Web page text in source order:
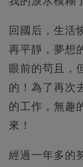
回國后，生活
再平靜，夢想
眼前的茍且，
的！為了再次
的工作，無趣
來！
經過一年多的